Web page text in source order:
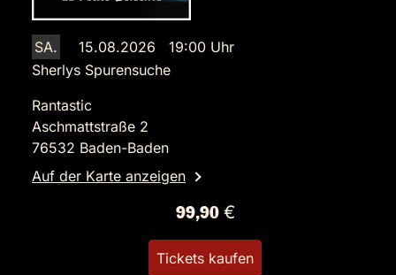
SA.
15.08.2026 19:00 Uhr
Sherlys Spurensuche
Rantastic
Aschmattstraße 2
76532 Baden-Baden
Auf der Karte anzeigen
99,90 €
Tickets kaufen